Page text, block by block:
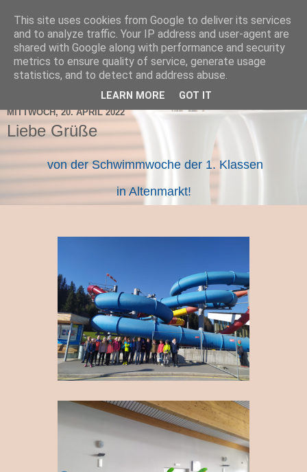
TNMS Bad Leonfelden
MITTWOCH, 20. APRIL 2022
Liebe Grüße
von der Schwimmwoche der 1. Klassen
in Altenmarkt!
This site uses cookies from Google to deliver its services
and to analyze traffic. Your IP address and user-agent are
shared with Google along with performance and security
metrics to ensure quality of service, generate usage
statistics, and to detect and address abuse.
LEARN MORE GOT IT